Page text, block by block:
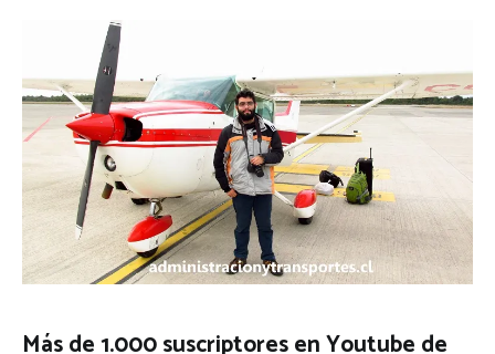
Más de 1.000 suscriptores en Youtube de